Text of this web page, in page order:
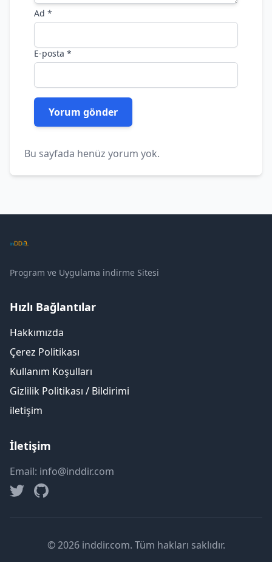
Ad *
E-posta *
Bu sayfada henüz yorum yok.
Program ve Uygulama indirme Sitesi
Hızlı Bağlantılar
Hakkımızda
Çerez Politikası
Kullanım Koşulları
Gizlilik Politikası / Bildirimi
iletişim
İletişim
Email: info@inddir.com
© 2026 inddir.com. Tüm hakları saklıdır.